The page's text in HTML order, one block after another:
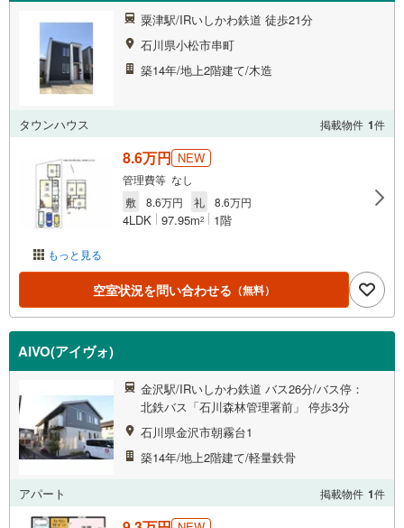
粟津駅/IRいしかわ鉄道 徒歩21分
石川県小松市串町
築14年/地上2階建て/木造
タウンハウス 掲載物件 1件
もっと見る
8.6万円 NEW
管理費等 なし
敷
8.6万円 礼 8.6万円
4LDK 97.95m2 1階
空室状況を問い合わせる （無料）
AIVO(アイヴォ)
金沢駅/IRいしかわ鉄道 バス26分/バス停：
北鉄バス「石川森林管理署前」 停歩3分
石川県金沢市朝霧台1
築14年/地上2階建て/軽量鉄骨
アパート 掲載物件 1件